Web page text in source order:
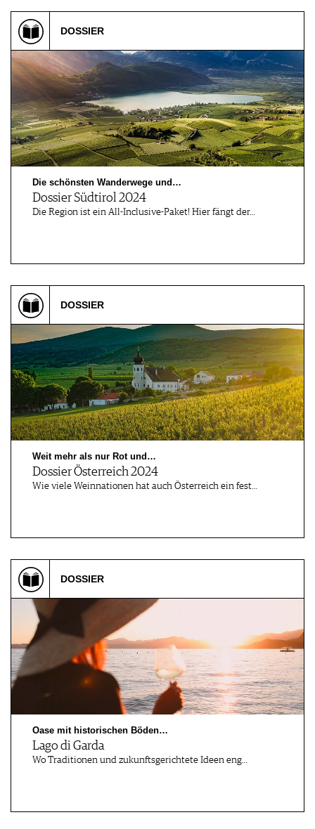
DOSSIER
Die schönsten Wanderwege und…
Dossier Südtirol 2024
Die Region ist ein All-Inclusive-Paket! Hier fängt der…
DOSSIER
Weit mehr als nur Rot und…
Dossier Österreich 2024
Wie viele Weinnationen hat auch Österreich ein fest…
DOSSIER
Oase mit historischen Böden…
Lago di Garda
Wo Traditionen und zukunftsgerichtete Ideen eng…